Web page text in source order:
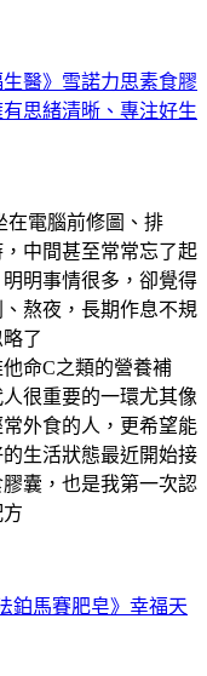
醫》雪諾力思素食膠
思緒清晰、專注好生
在電腦前修圖、排
中間甚至常常忘了起
明事情很多，卻覺得
熬夜，長期作息不規
了
命C之類的營養補
很重要的一環尤其像
外食的人，更希望能
生活狀態最近開始接
囊，也是我第一次認
鉑馬賽肥皂》幸福天